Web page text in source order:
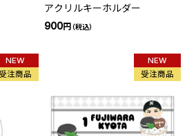
アクリルキーホルダー
900円（税込）
NEW
受注商品
NEW
受注商品